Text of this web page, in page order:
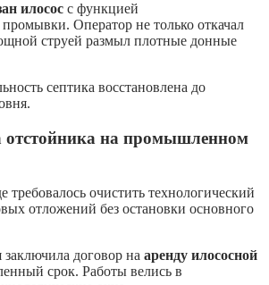
илосос с функцией
Оператор не только откачал
струей размыл плотные донные
септика восстановлена до
отстойника на промышленном
требовалось очистить технологический
отложений без остановки основного
договор на аренду илососной
срок. Работы велись в